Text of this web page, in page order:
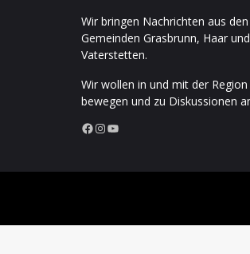
Wir bringen Nachrichten aus den
Gemeinden Grasbrunn, Haar und
Vaterstetten.
Wir wollen in und mit der
bewegen und zu Diskussionen
Facebook InstagramYouTube